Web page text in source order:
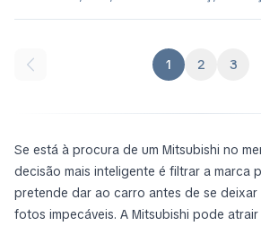
1 2 3
Se está à procura de um Mitsubishi no
decisão mais inteligente é filtrar a marca
pretende dar ao carro antes de se deixar
fotos impecáveis. A Mitsubishi pode